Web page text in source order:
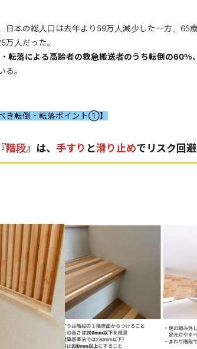
日本の総人口は去年より59万人減少した一方、65
人だった。
転落による高齢者の救急搬送者のうち転倒の60％、
る。
き転倒・転落ポイント①】
階段』は、 手すり と滑り止めでリスク回避